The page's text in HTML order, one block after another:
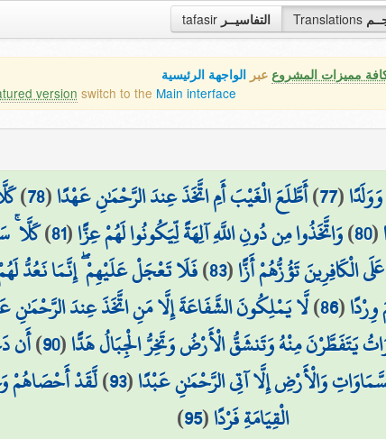
tafasir التفاسيــر Translations
مميزات المشروع عبر الواجهة الرئيسية
version switch to the Main interface
(
77
)أَطَّلَعَ الْغَيْبَ أَمِ اتَّخَذَ عِندَ الرَّحْمَٰنِ عَهْدًا(
78
)
(
80
)وَاتَّخَذُوا مِن دُونِ اللَّهِ آلِهَةً لِّيَكُونُوا لَهُمْ عِزًّا(
81
)كَلَّا
الْكَافِرِينَ تَؤُزُّهُمْ أَزًّا(
83
)فَلَا تَعْجَلْ عَلَيْهِمْ ۖ إِنَّمَا نَعُدُّ
(
86
)لَّا يَمْلِكُونَ الشَّفَاعَةَ إِلَّا مَنِ اتَّخَذَ عِندَ الرَّحْمَٰنِ
يَتَفَطَّرْنَ مِنْهُ وَتَنشَقُّ الْأَرْضُ وَتَخِرُّ الْجِبَالُ هَدًّا(
90
)أَن
وَالْأَرْضِ إِلَّا آتِي الرَّحْمَٰنِ عَبْدًا(
93
)لَّقَدْ أَحْصَاهُمْ
الْقِيَامَةِ فَرْدًا(
95
)